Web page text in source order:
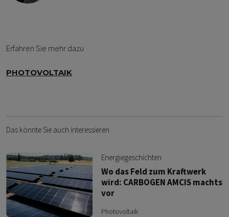
Erfahren Sie mehr dazu
PHOTOVOLTAIK
Das könnte Sie auch interessieren
Energiegeschichten
Wo das Feld zum Kraftwerk
wird: CARBOGEN AMCIS machts
vor
Photovoltaik